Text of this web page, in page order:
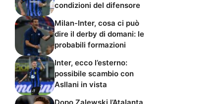
condizioni del difensore
Milan-Inter, cosa ci può
dire il derby di domani: le
probabili formazioni
Inter, ecco l’esterno:
possibile scambio con
Asllani in vista